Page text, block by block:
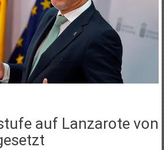
auf Lanzarote von